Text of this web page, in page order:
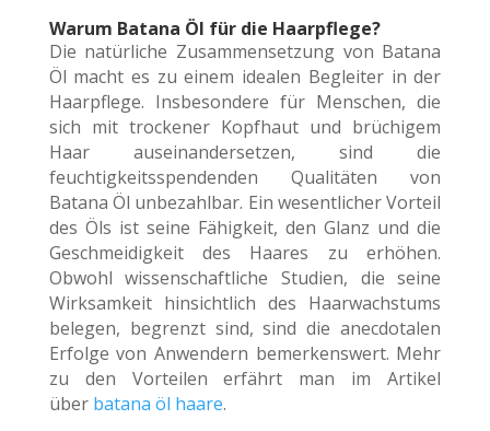
Warum Batana Öl für die Haarpflege?
Die natürliche Zusammensetzung von Batana
Öl macht es zu einem idealen Begleiter in der
Haarpflege. Insbesondere für Menschen, die
sich mit trockener Kopfhaut und brüchigem
Haar auseinandersetzen, sind die
feuchtigkeitsspendenden Qualitäten von
Batana Öl unbezahlbar. Ein wesentlicher Vorteil
des Öls ist seine Fähigkeit, den Glanz und die
Geschmeidigkeit des Haares zu erhöhen.
Obwohl wissenschaftliche Studien, die seine
Wirksamkeit hinsichtlich des Haarwachstums
belegen, begrenzt sind, sind die anecdotalen
Erfolge von Anwendern bemerkenswert. Mehr
zu den Vorteilen erfährt man im Artikel
über batana öl haare.